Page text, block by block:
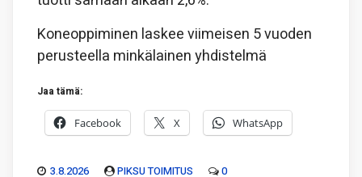
Koneoppiminen laskee viimeisen 5 vuoden
perusteella minkälainen yhdistelmä
Jaa tämä:
Facebook X WhatsApp
3.8.2026 PIKSU TOIMITUS 0